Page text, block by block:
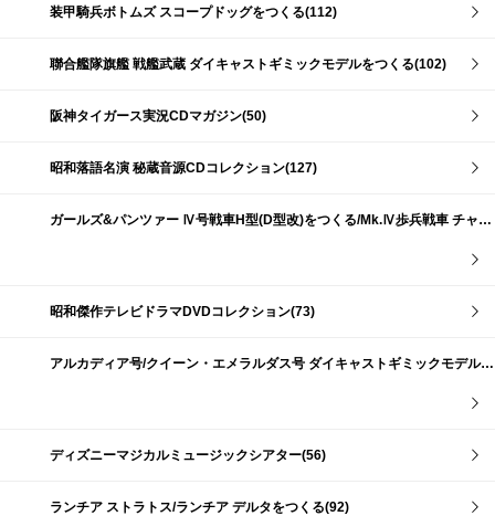
装甲騎兵ボトムズ スコープドッグをつくる(112)
聯合艦隊旗艦 戦艦武蔵 ダイキャストギミックモデルをつくる(102)
阪神タイガース実況CDマガジン(50)
昭和落語名演 秘蔵音源CDコレクション(127)
ガールズ&パンツァー Ⅳ号戦車H型(D型改)をつくる/Mk.Ⅳ歩兵戦車 チャーチルMk.Ⅶをつくる(191)
昭和傑作テレビドラマDVDコレクション(73)
アルカディア号/クイーン・エメラルダス号 ダイキャストギミックモデルをつくる(159)
ディズニーマジカルミュージックシアター(56)
ランチア ストラトス/ランチア デルタをつくる(92)